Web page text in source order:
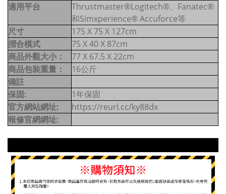
適用平台
Thrustmaster®Logitech®、Fanatec®
和Simxperience® Accuforce等
尺寸
175 X 75 X 127cm
摺合模式
75 X 40 X 87cm
商品外觀大小：
77 X 67.5 X 22cm
商品包裝重量：
16公斤
備註
保固:
1年保固
官方網站網址:
https://reurl.cc/ky88dx
報修官網網址: